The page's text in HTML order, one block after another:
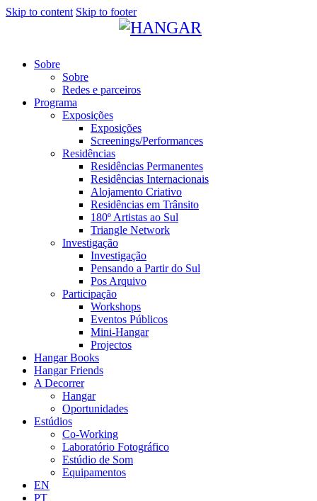
Skip to content Skip to footer
Sobre
Sobre
Redes e parceiros
Programa
Exposições
Exposições
Screenings/Performances
Residências
Residências Permanentes
Residências Internacionais
Alojamento Criativo
Residências em Trânsito
180º Artistas ao Sul
Triangle Network
Investigação
Investigação
Pensando a Partir do Sul
Pos Arquivo
Participação
Workshops
Eventos Públicos
Mini-Hangar
Projectos
Hangar Books
Hangar Friends
A Decorrer
Hangar
Oportunidades
Estúdios
Co-Working
Laboratório Fotográfico
Estúdio de Som
Equipamentos
EN
PT